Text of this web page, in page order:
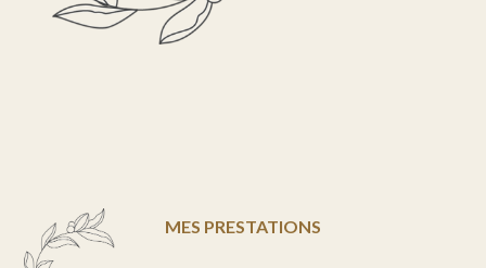
MES PRESTATIONS